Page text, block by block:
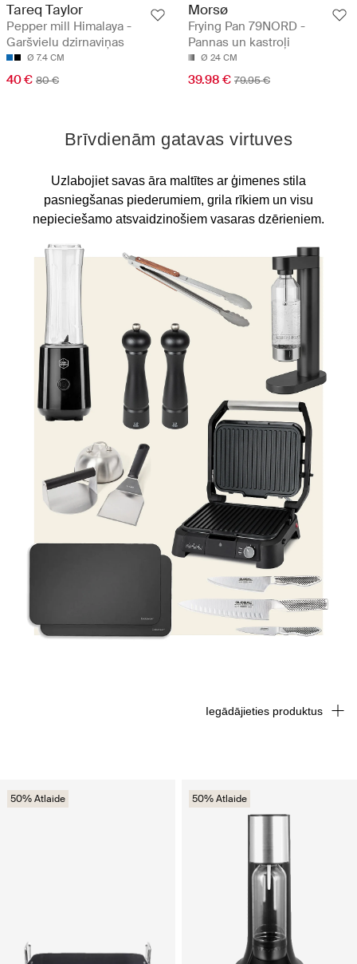
Tareq Taylor
Pepper mill Himalaya -
Garšvielu dzirnaviņas
Ø 7.4 CM
40 € 80 €
Morsø
Frying Pan 79NORD -
Pannas un kastroļi
Ø 24 CM
39.98 € 79.95 €
50% Atlaide 50% Atlaide
Iegādājieties produktus
Brīvdienām gatavas virtuves
Uzlabojiet savas āra maltītes ar ģimenes stila
pasniegšanas piederumiem, grila rīkiem un visu
nepieciešamo atsvaidzinošiem vasaras dzērieniem.